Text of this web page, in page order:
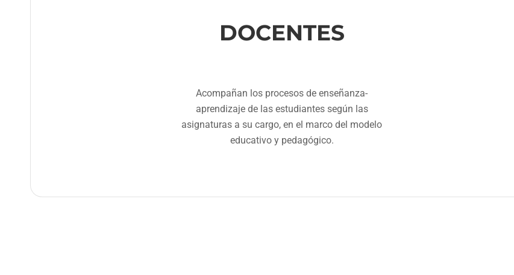
DOCENTES
Acompañan los procesos de enseñanza-
aprendizaje de las estudiantes según las
asignaturas a su cargo, en el marco del modelo
educativo y pedagógico.